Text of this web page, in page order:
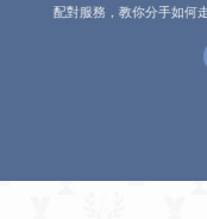
配對服務，教你分手如何